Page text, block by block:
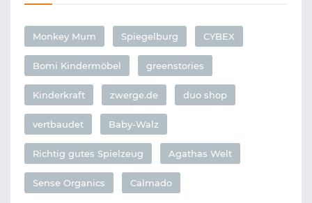
Monkey Mum Spiegelburg CYBEX
Bomi Kindermöbel greenstories
Kinderkraft zwerge.de duo shop
vertbaudet Baby-Walz
Richtig gutes Spielzeug Agathas Welt
Sense Organics Calmado